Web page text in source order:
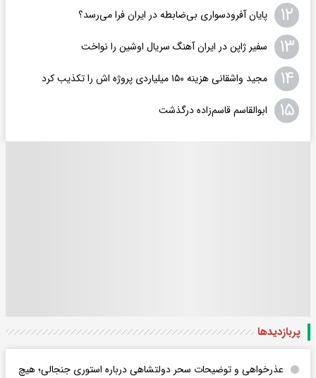
۱۲ پایان آفرودسواری بی‌ضابطه در ایران فرا می‌رسد؟
۱۳ سفیر ژاپن در ایران آهنگ سریال اوشین را نواخت
۱۴ مجید واشقانی هزینه ۱۵۰ میلیاردی پروژه اش را تکذیب کرد
۱۵ ابوالقاسم قاسم‌زاده درگذشت
پربازدید‌ها
عذرخواهی و توضیحات سحر دولتشاهی درباره استوری جنجالی؛ هیچ